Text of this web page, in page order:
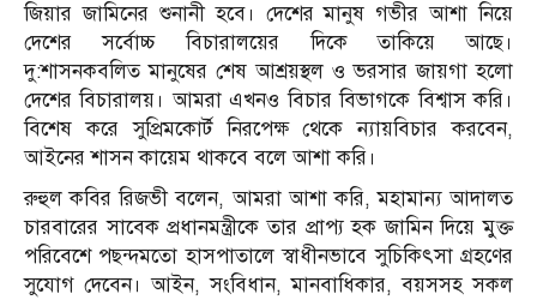
জিয়ার জামিনের শুনানী হবে। দেশের মানুষ গভীর আশা নিয়ে
দেশের সর্বোচ্চ বিচারালয়ের দিকে তাকিয়ে আছে।
দু:শাসনকবলিত মানুষের শেষ আশ্রয়স্থল ও ভরসার জায়গা হলো
দেশের বিচারালয়। আমরা এখনও বিচার বিভাগকে বিশ্বাস করি।
বিশেষ করে সুপ্রিমকোর্ট নিরপেক্ষ থেকে ন্যায়বিচার করবেন,
আইনের শাসন কায়েম থাকবে বলে আশা করি।
রুহুল কবির রিজভী বলেন, আমরা আশা করি, মহামান্য আদালত
চারবারের সাবেক প্রধানমন্ত্রীকে তার প্রাপ্য হক জামিন দিয়ে মুক্ত
পরিবেশে পছন্দমতো হাসপাতালে স্বাধীনভাবে সুচিকিৎসা গ্রহণের
সুযোগ দেবেন। আইন, সংবিধান, মানবাধিকার, বয়সসহ সকল